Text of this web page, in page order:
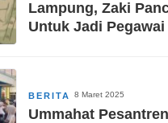
Lampung, Zaki
Untuk Jadi
BERITA 8 Maret 2025
Ummahat